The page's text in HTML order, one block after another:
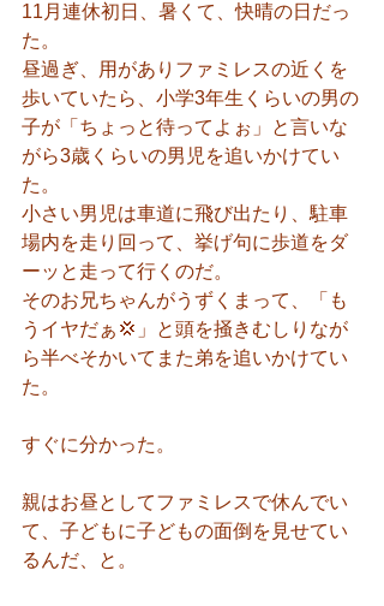
11月連休初日、暑くて、快晴の日だっ
た。
昼過ぎ、用がありファミレスの近くを
歩いていたら、小学3年生くらいの男の
子が「ちょっと待ってよぉ」と言いな
がら3歳くらいの男児を追いかけてい
た。
小さい男児は車道に飛び出たり、駐車
場内を走り回って、挙げ句に歩道をダ
ーッと走って行くのだ。
そのお兄ちゃんがうずくまって、「も
うイヤだぁ💢」と頭を掻きむしりなが
ら半べそかいてまた弟を追いかけてい
た。
すぐに分かった。
親はお昼としてファミレスで休んでい
て、子どもに子どもの面倒を見せてい
るんだ、と。